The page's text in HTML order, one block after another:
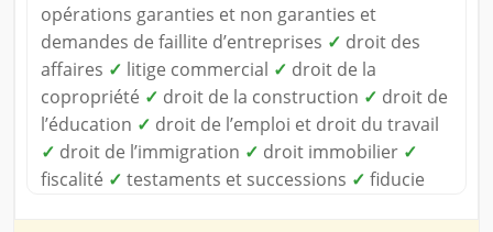
opérations garanties et non garanties et
demandes de faillite d’entreprises ✓ droit des
affaires ✓ litige commercial ✓ droit de la
copropriété ✓ droit de la construction ✓ droit de
l’éducation ✓ droit de l’emploi et droit du travail
✓ droit de l’immigration ✓ droit immobilier ✓
fiscalité ✓ testaments et successions ✓ fiducie